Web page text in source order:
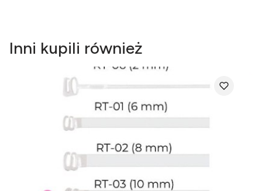
Inni kupili również